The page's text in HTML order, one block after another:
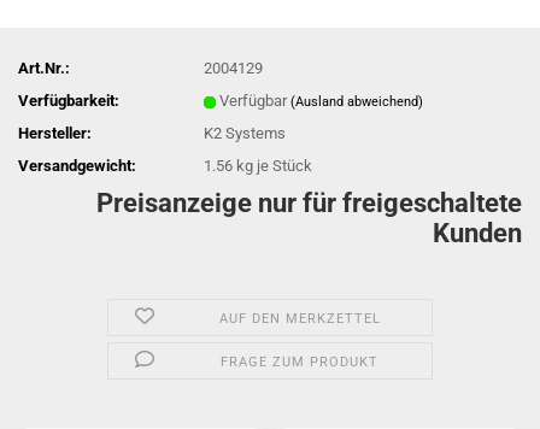
Art.Nr.:
2004129
Verfügbarkeit:
Verfügbar(Ausland abweichend)
Hersteller:
K2 Systems
Versandgewicht:
1.56 kg je Stück
Preisanzeige nur für freigeschaltete
Kunden
AUF DEN MERKZETTEL
FRAGE ZUM PRODUKT